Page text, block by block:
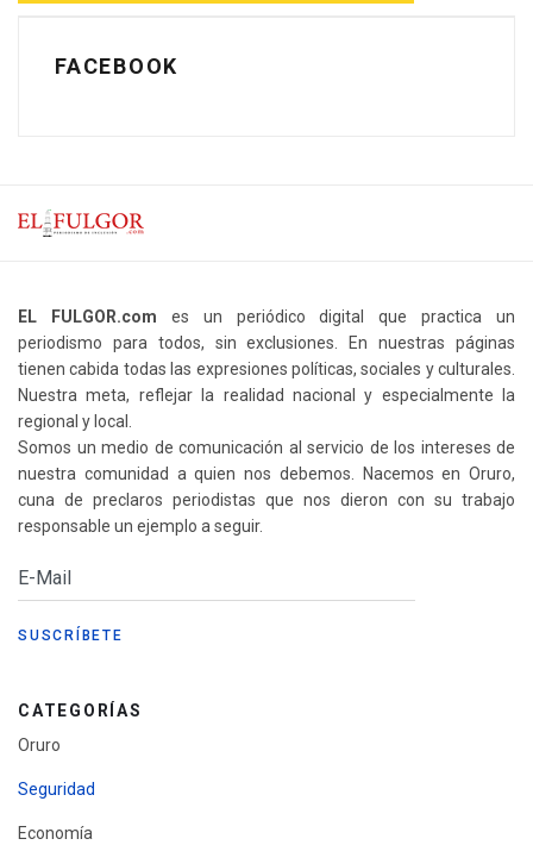
FACEBOOK
EL FULGOR.com es un periódico digital que practica un
periodismo para todos, sin exclusiones. En nuestras páginas
tienen cabida todas las expresiones políticas, sociales y culturales.
Nuestra meta, reflejar la realidad nacional y especialmente la
regional y local.
Somos un medio de comunicación al servicio de los intereses de
nuestra comunidad a quien nos debemos. Nacemos en Oruro,
cuna de preclaros periodistas que nos dieron con su trabajo
responsable un ejemplo a seguir.
CATEGORÍAS
Oruro
Seguridad
Economía